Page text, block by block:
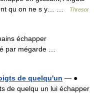
qu on ne s y… …
Thresor
échapper
par mégarde …
de quelqu'un — ●
de quelqu un lui échapper